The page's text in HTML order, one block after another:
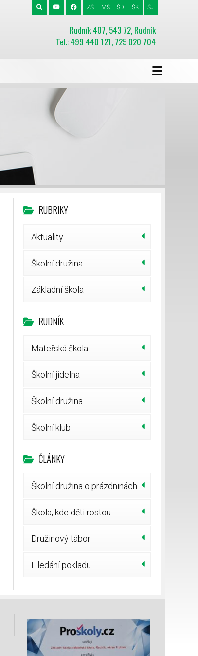
Rudník 407, 543 72, Rudník
Tel.: 499 440 121, 725 020 704
ZŠ MŠ ŠD ŠK ŠJ
RUBRIKY
Aktuality
Školní družina
Základní škola
RUDNÍK
Mateřská škola
Školní jídelna
Školní družina
Školní klub
ČLÁNKY
Školní družina o prázdninách
Škola, kde děti rostou
Družinový tábor
Hledání pokladu